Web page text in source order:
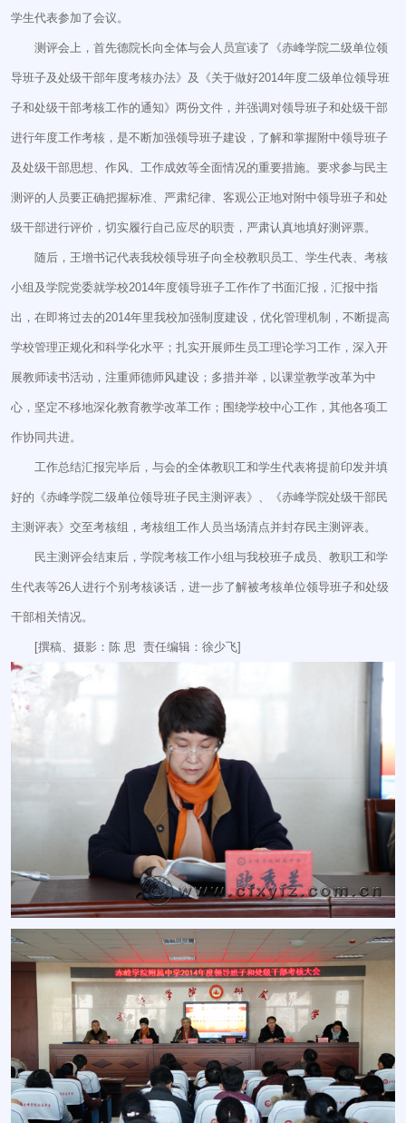
学生代表参加了会议。
测评会上，首先德院长向全体与会人员宣读了《赤峰学院二级单位领
导班子及处级干部年度考核办法》及《关于做好2014年度二级单位领导班
子和处级干部考核工作的通知》两份文件，并强调对领导班子和处级干部
进行年度工作考核，是不断加强领导班子建设，了解和掌握附中领导班子
及处级干部思想、作风、工作成效等全面情况的重要措施。要求参与民主
测评的人员要正确把握标准、严肃纪律、客观公正地对附中领导班子和处
级干部进行评价，切实履行自己应尽的职责，严肃认真地填好测评票。
随后，王增书记代表我校领导班子向全校教职员工、学生代表、考核
小组及学院党委就学校2014年度领导班子工作作了书面汇报，汇报中指
出，在即将过去的2014年里我校加强制度建设，优化管理机制，不断提高
学校管理正规化和科学化水平；扎实开展师生员工理论学习工作，深入开
展教师读书活动，注重师德师风建设；多措并举，以课堂教学改革为中
心，坚定不移地深化教育教学改革工作；围绕学校中心工作，其他各项工
作协同共进。
工作总结汇报完毕后，与会的全体教职工和学生代表将提前印发并填
好的《赤峰学院二级单位领导班子民主测评表》、《赤峰学院处级干部民
主测评表》交至考核组，考核组工作人员当场清点并封存民主测评表。
民主测评会结束后，学院考核工作小组与我校班子成员、教职工和学
生代表等26人进行个别考核谈话，进一步了解被考核单位领导班子和处级
干部相关情况。
[撰稿、摄影：陈 思 责任编辑：徐少飞]